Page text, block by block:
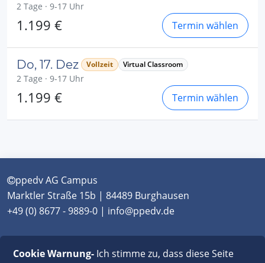
2 Tage · 9-17 Uhr
1.199 € Termin wählen
Do, 17. Dez Vollzeit Virtual Classroom
2 Tage · 9-17 Uhr
1.199 € Termin wählen
ppedv AG Campus
Marktler Straße 15b | 84489 Burghausen
+49 (0) 8677 - 9889-0 | info@ppedv.de
Cookie Warnung-Ich stimme zu, dass diese Seite